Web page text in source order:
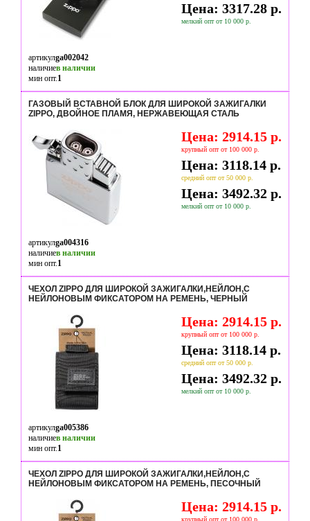
Цена: 3317.28 р.
мелкий опт от 10 000 р.
артикулga002042
наличиев наличии
мин опт.1
ГАЗОВЫЙ ВСТАВНОЙ БЛОК ДЛЯ ШИРОКОЙ ЗАЖИГАЛКИ
ZIPPO, ДВОЙНОЕ ПЛАМЯ, НЕРЖАВЕЮЩАЯ СТАЛЬ
Цена: 2914.15 р.
крупный опт от 100 000 р.
Цена: 3118.14 р.
средний опт от 50 000 р.
Цена: 3492.32 р.
мелкий опт от 10 000 р.
артикулga004316
наличиев наличии
мин опт.1
ЧЕХОЛ ZIPPO ДЛЯ ШИРОКОЙ ЗАЖИГАЛКИ,НЕЙЛОН,С
НЕЙЛОНОВЫМ ФИКСАТОРОМ НА РЕМЕНЬ, ЧЕРНЫЙ
Цена: 2914.15 р.
крупный опт от 100 000 р.
Цена: 3118.14 р.
средний опт от 50 000 р.
Цена: 3492.32 р.
мелкий опт от 10 000 р.
артикулga005386
наличиев наличии
мин опт.1
ЧЕХОЛ ZIPPO ДЛЯ ШИРОКОЙ ЗАЖИГАЛКИ,НЕЙЛОН,С
НЕЙЛОНОВЫМ ФИКСАТОРОМ НА РЕМЕНЬ, ПЕСОЧНЫЙ
Цена: 2914.15 р.
крупный опт от 100 000 р.